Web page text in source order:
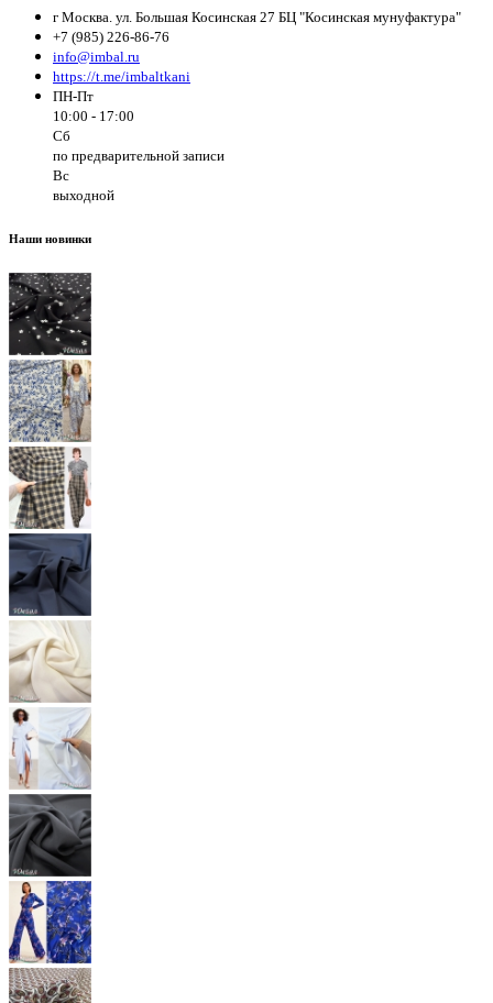
г Москва. ул. Большая Косинская 27 БЦ "Косинская мунуфактура"
+7 (985) 226-86-76
info@imbal.ru
https://t.me/imbaltkani
ПН-Пт
10:00 - 17:00
Сб
по предварительной записи
Вс
выходной
Наши новинки